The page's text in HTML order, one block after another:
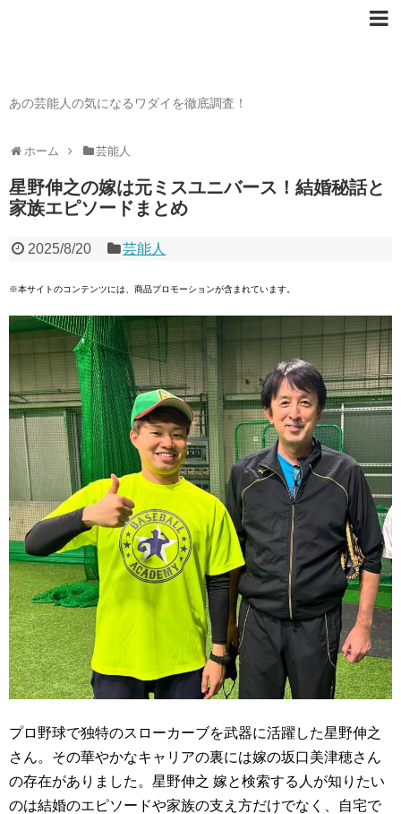
あの芸能人の気になるワダイを徹底調査！
ホーム 芸能人
星野伸之の嫁は元ミスユニバース！結婚秘話と
家族エピソードまとめ
2025/8/20 芸能人
※本サイトのコンテンツには、商品プロモーションが含まれています。
プロ野球で独特のスローカーブを武器に活躍した星野伸之
さん。その華やかなキャリアの裏には嫁の坂口美津穂さん
の存在がありました。星野伸之 嫁と検索する人が知りたい
のは結婚のエピソードや家族の支え方だけでなく、自宅で